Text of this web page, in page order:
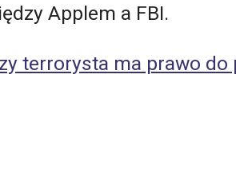
Applem a FBI.
terrorysta ma prawo do